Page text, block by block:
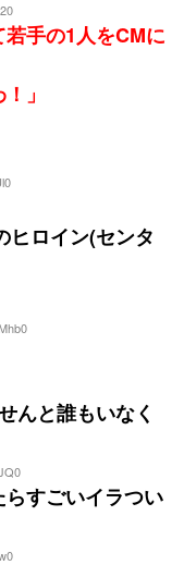
手の1人をCMに
」
ヒロイン(センタ
んと誰もいなく
すごいイラつい